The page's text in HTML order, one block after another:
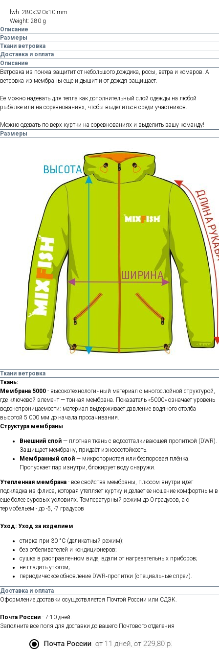
lwh: 280x320x10 mm
Weight: 280 g
Описание
Размеры
Ткани ветровка
Доставка и оплата
Описание
Ветровка из понжа защитит от небольшого дождика, росы, ветра и комаров. А
ветровка из мембраны еще и дышит и от дождя защищает.
Ее можно надевать для тепла как дополнительный слой одежды на любой
рыбалке или на соревнованиях, чтобы выделиться среди участников.
Можно одевать по верх куртки на соревнованиях и выделить вашу команду!
Размеры
Ткани ветровка
Ткань:
Мембрана 5000 - высокотехнологичный материал с многослойной структурой,
где ключевой элемент — тонкая мембрана. Показатель «5000» означает уровень
водонепроницаемости: материал выдерживает давление водяного столба
высотой 5 000 мм до начала просачивания.
Структура мембраны
Внешний слой — плотная ткань с водоотталкивающей пропиткой (DWR).
Защищает мембрану, придаёт износостойкость.
Мембранный слой — микропористая или беспоровая плёнка.
Пропускает пар изнутри, блокирует воду снаружи.
Утепленная мембрана - все свойства мембраны, плюсом внутри идет
подкладка из флиса, которая утепляет куртку и делает ее ношение комфортным в
еще более суровых условиях. Температурный режим до 0 градусов, а с
термобельем - до -5, -7 градусов
Уход: Уход за изделием
стирка при 30 °C (деликатный режим);
без отбеливателей и кондиционеров;
сушка в расправленном виде, вдали от нагревательных приборов;
не гладить утюгом;
периодическое обновление DWR‑пропитки (специальные спреи).
Доставка и оплата
Оформление доставки осуществляется Почтой России или СДЭК.
Почта России - 7-10 дней.
Заполните все поля для доставки до вашего Почтового отделения